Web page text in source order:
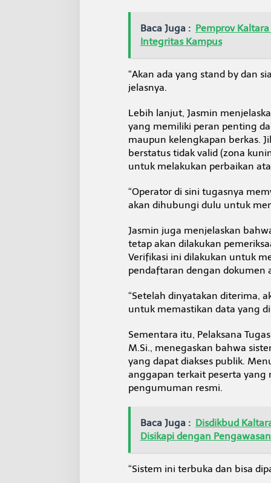
a
h
Baca Juga : Pemprov
Integritas Kampus
“Akan ada yang stand by dan
jelasnya.
Lebih lanjut, Jasmin
yang memiliki peran penting
maupun kelengkapan berkas.
berstatus tidak valid (zona
untuk melakukan perbaikan
“Operator di sini tugasnya
akan dihubungi dulu untuk
Jasmin juga menjelaskan
tetap akan dilakukan
Verifikasi ini dilakukan untuk
pendaftaran dengan dokumen
“Setelah dinyatakan diterima,
untuk memastikan data yang
Sementara itu, Pelaksana
M.Si., menegaskan bahwa
yang dapat diakses publik.
anggapan terkait peserta yang
pengumuman resmi.
Baca Juga : Disdikbud
Disikapi dengan
“Sistem ini terbuka dan bisa